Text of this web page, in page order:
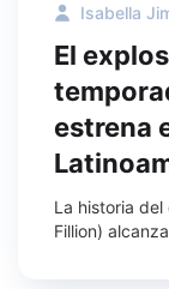
Isabella
El
estrena
La historia
Fillion)